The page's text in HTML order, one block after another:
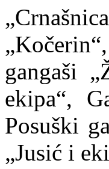
gangaši
ekipa“,
Posuški
„Jusić i